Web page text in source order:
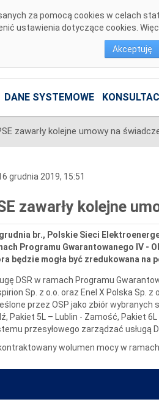
za pomocą cookies w celach
ustawienia dotyczące cookies.
Akceptuję
DANE SYSTEMOWE
grudnia 2019, 15:51
zawarły kolejne
br., Polskie Sieci
Programu Gwarantowanego IV -
będzie mogła być zredukowana na
DSR w ramach Programu
Sp. z o.o. oraz Enel X Polska Sp.
przez OSP jako zbiór wybranych
Pakiet 5L – Lublin - Zamość, Pakiet
przesyłowego zarządzać usługą
wolumen mocy w